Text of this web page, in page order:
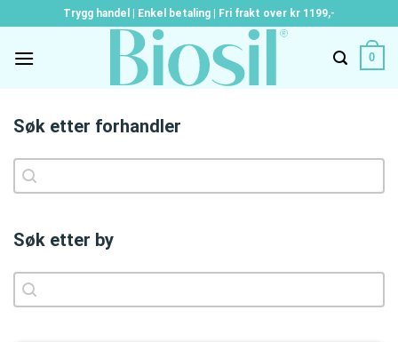
to
content
Trygg handel | Enkel betaling | Fri frakt over kr 1199,-
0
Søk etter forhandler
SØK ETTER FORHANDLER
Søk etter forhandler
Søk etter by
SØK ETTER BY
Søk etter by